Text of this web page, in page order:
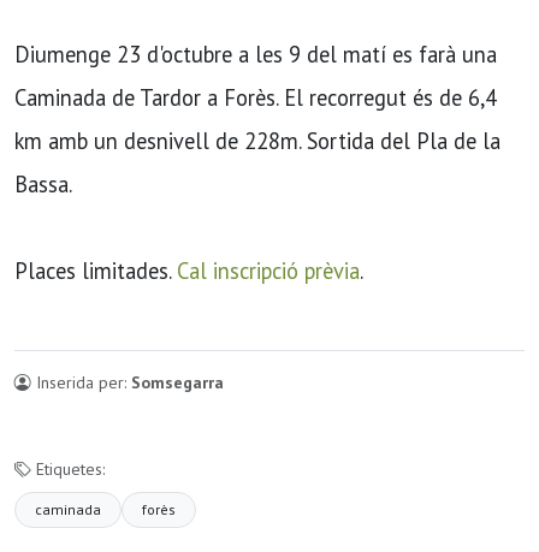
Diumenge 23 d'octubre a les 9 del matí es farà una
Caminada de Tardor a Forès. El recorregut és de 6,4
km amb un desnivell de 228m. Sortida del Pla de la
Bassa.
Places limitades. Cal inscripció prèvia.
Inserida per: Somsegarra
Etiquetes:
caminada forès